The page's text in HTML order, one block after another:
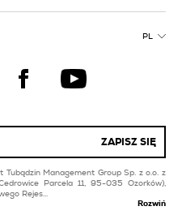
na taras
płytki do obiektów
inwestycyjnych
PL
ZAPISZ SIĘ
Management Group Sp. z o.o. z
Parcela 11, 95-035 Ozorków),
Rejes...
Rozwiń